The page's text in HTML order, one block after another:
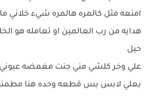
امنعه مثل كالمره هالمره شيء خلاني
هدايه من رب العالمين او تعامله هو
حيل
علي وخر كلشي مني جنت مغمضه
بعلي لابس بس قطعه وحده هنا